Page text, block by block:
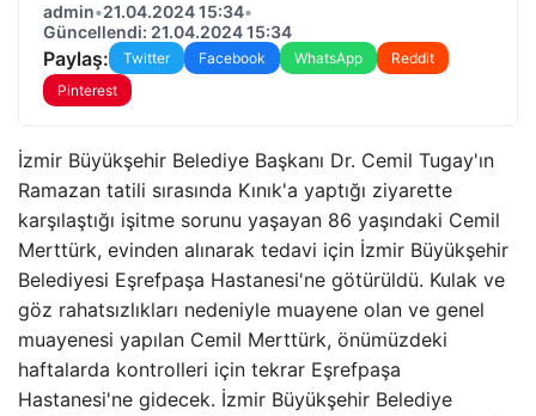
admin•21.04.2024 15:34•
Güncellendi: 21.04.2024 15:34
Paylaş: Twitter Facebook WhatsApp
Reddit
Pinterest
İzmir Büyükşehir Belediye Başkanı Dr. Cemil Tugay'ın
Ramazan tatili sırasında Kınık'a yaptığı ziyarette
karşılaştığı işitme sorunu yaşayan 86 yaşındaki Cemil
Merttürk, evinden alınarak tedavi için İzmir Büyükşehir
Belediyesi Eşrefpaşa Hastanesi'ne götürüldü. Kulak ve
göz rahatsızlıkları nedeniyle muayene olan ve genel
muayenesi yapılan Cemil Merttürk, önümüzdeki
haftalarda kontrolleri için tekrar Eşrefpaşa
Hastanesi'ne gidecek. İzmir Büyükşehir Belediye